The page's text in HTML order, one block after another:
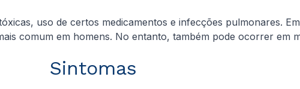
uso de certos medicamentos e infecções pulmonares.
comum em homens. No entanto, também pode ocorrer em
Sintomas